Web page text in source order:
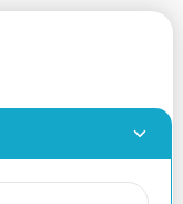
wholesale shaped
PACK is your
quote.